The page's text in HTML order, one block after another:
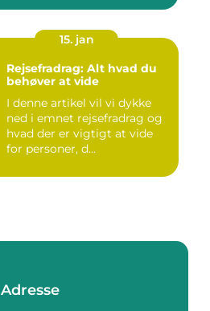
15. jan
Rejsefradrag: Alt hvad du
behøver at vide
I denne artikel vil vi dykke
ned i emnet rejsefradrag og
hvad der er vigtigt at vide
for personer, d...
Adresse